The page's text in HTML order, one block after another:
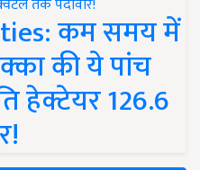
कम समय में
की ये पांच
हेक्टेयर 126.6